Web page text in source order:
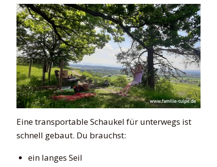
Eine transportable Schaukel für unterwegs ist
schnell gebaut. Du brauchst:
ein langes Seil